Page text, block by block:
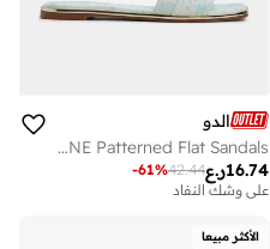
الدو
DARINE Patterned Flat Sandals
ر.ع16.74
42.44
-61%
على وشك النفاد
الأكثر مبيعا